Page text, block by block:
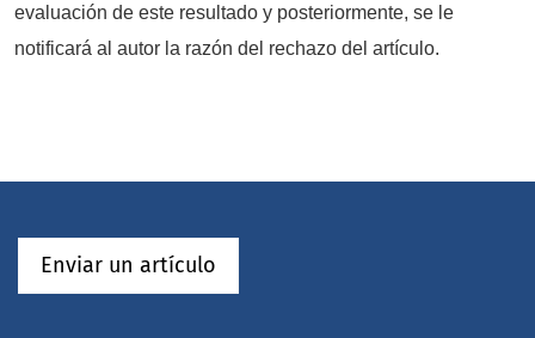
evaluación de este resultado y posteriormente, se le
notificará al autor la razón del rechazo del artículo.
Enviar un artículo